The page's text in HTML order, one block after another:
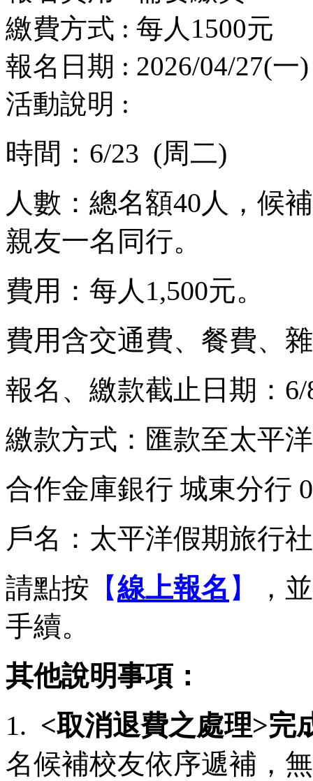
繳費方式 : 每人1500元
報名日期 : 2026/04/27(一
活動說明 :
時間：6/23 (周二)
人數：總名額40人，候
親友一名同行。
費用：每人1,500元。
費用含交通費、餐費、
報名、繳款截止日期：
繳款方式：匯款至太平
合作金庫銀行 城東分行
戶名：太平洋假期旅行
請點按 【線上報名 】
，
手續。
其他說明事項：
1. <取消退費之處理>完
名候補校友依序遞補，